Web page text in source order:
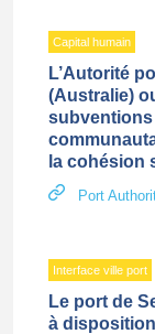
Capital humain
L’Autorité
(Australie)
la cohésion
Port
Interface ville port
Le port de
à